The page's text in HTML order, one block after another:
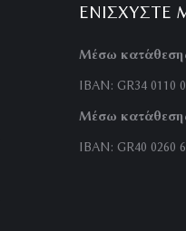
ΕΝΙΣΧΎΣΤΕ
Μέσω
IBAN: GR34 0110
Μέσω
IBAN: GR40 0260